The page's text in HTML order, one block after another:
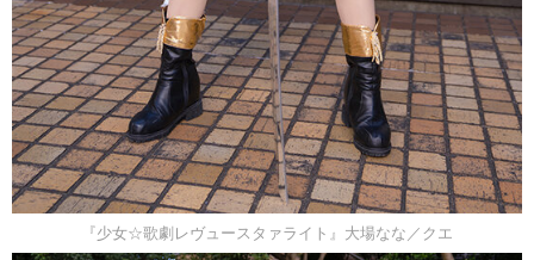
『少女☆歌劇レヴュースタァライト』大場なな／クエ